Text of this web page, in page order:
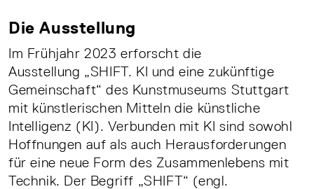
Die Ausstellung
Im Frühjahr 2023 erforscht die
Ausstellung „SHIFT. KI und eine zukünftige
Gemeinschaft“ des Kunstmuseums Stuttgart
mit künstlerischen Mitteln die künstliche
Intelligenz (KI). Verbunden mit KI sind sowohl
Hoffnungen auf als auch Herausforderungen
für eine neue Form des Zusammenlebens mit
Technik. Der Begriff „SHIFT“ (engl.